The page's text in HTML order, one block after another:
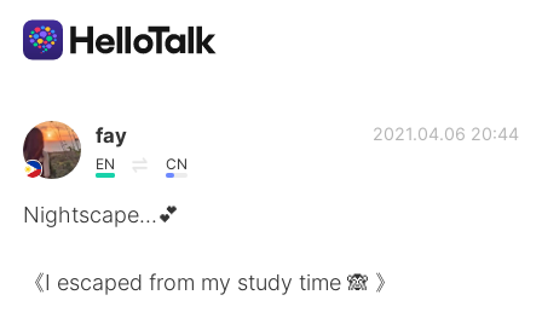
Sprachaustausch-App
AI Grammar Checker
fay
EN CN
2021.04.06 20:44
Nightscape...💕
《I escaped from my study time 🙈 》